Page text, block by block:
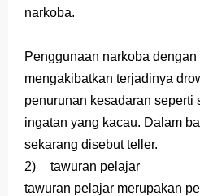
narkoba.
Penggunaan narkoba
mengakibatkan terjadinya
penurunan kesadaran seperti
ingatan yang kacau. Dalam
sekarang disebut teller.
2)
tawuran pelajar
tawuran pelajar merupakan